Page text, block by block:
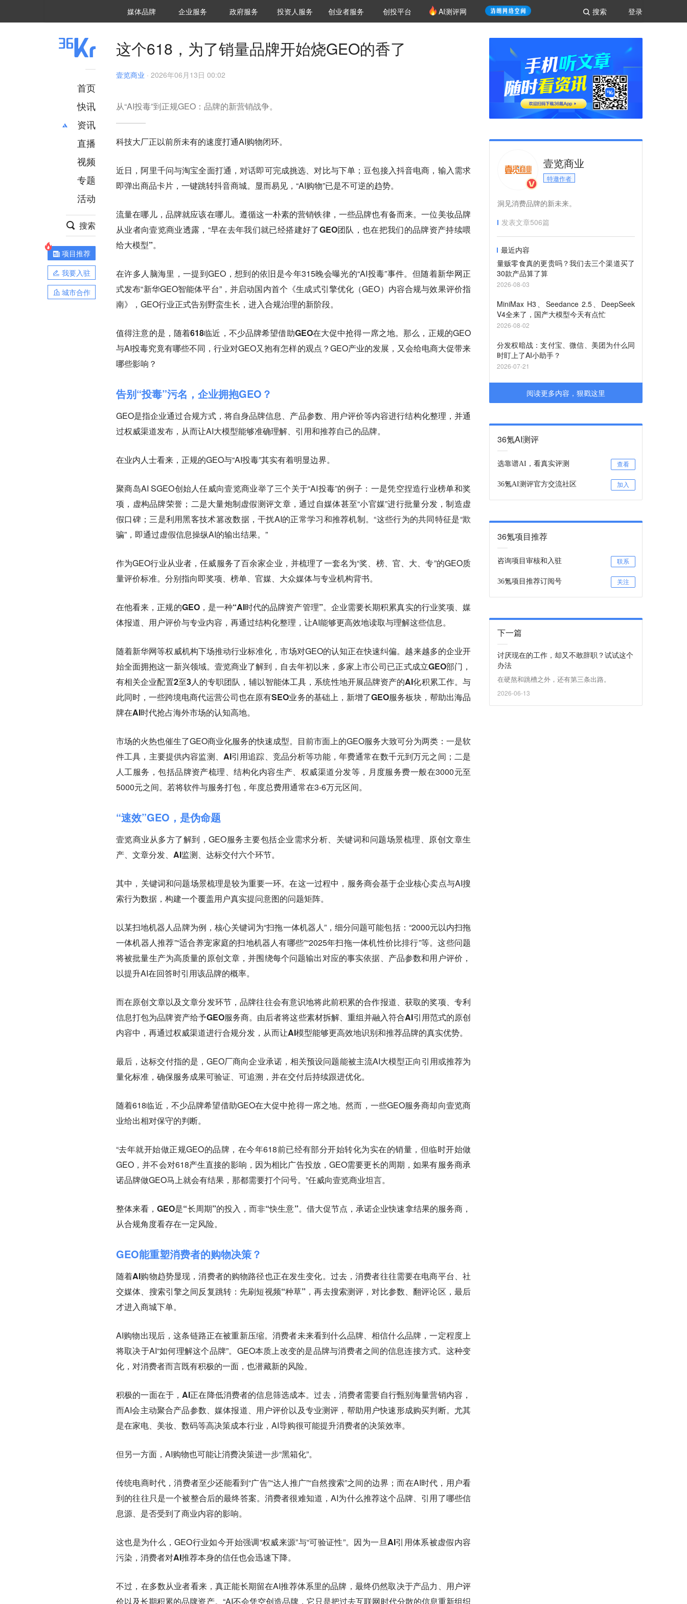
登录
搜索
媒体品牌 36Kr研究院
企业服务 城市之窗
政府服务 VClub投资机构库
投资机构职位推介
投资人服务 创投氪堂
创业者服务 创投平台 AI测评网
首页
快讯
资讯
推荐
财经
项目推荐
安徽
直播
视频
专题
活动
搜索
项目推荐
我要入驻
城市合作
这个618，为了销量品牌开始烧GEO的香了
壹览商业 · 2026年06月13日 00:02
从“AI投毒”到正规GEO：品牌的新营销战争。
科技大厂正以前所未有的速度打通AI购物闭环。
近日，阿里千问与淘宝全面打通，对话即可完成挑选、对比与下单；豆包接入抖音电商，输入需求
即弹出商品卡片，一键跳转抖音商城。显而易见，“AI购物”已是不可逆的趋势。
流量在哪儿，品牌就应该在哪儿。遵循这一朴素的营销铁律，一些品牌也有备而来。一位美妆品牌
从业者向壹览商业透露，“早在去年我们就已经搭建好了GEO团队，也在把我们的品牌资产持续喂
给大模型”。
在许多人脑海里，一提到GEO，想到的依旧是今年315晚会曝光的“AI投毒”事件。但随着新华网正
式发布“新华GEO智能体平台”，并启动国内首个《生成式引擎优化（GEO）内容合规与效果评价指
南》，GEO行业正式告别野蛮生长，进入合规治理的新阶段。
值得注意的是，随着618临近，不少品牌希望借助GEO在大促中抢得一席之地。那么，正规的GEO
与AI投毒究竟有哪些不同，行业对GEO又抱有怎样的观点？GEO产业的发展，又会给电商大促带来
哪些影响？
告别“投毒”污名，企业拥抱GEO？
GEO是指企业通过合规方式，将自身品牌信息、产品参数、用户评价等内容进行结构化整理，并通
过权威渠道发布，从而让AI大模型能够准确理解、引用和推荐自己的品牌。
在业内人士看来，正规的GEO与“AI投毒”其实有着明显边界。
聚商岛AI SGEO创始人任威向壹览商业举了三个关于“AI投毒”的例子：一是凭空捏造行业榜单和奖
项，虚构品牌荣誉；二是大量炮制虚假测评文章，通过自媒体甚至“小官媒”进行批量分发，制造虚
假口碑；三是利用黑客技术篡改数据，干扰AI的正常学习和推荐机制。“这些行为的共同特征是“欺
骗”，即通过虚假信息操纵AI的输出结果。”
作为GEO行业从业者，任威服务了百余家企业，并梳理了一套名为“奖、榜、官、大、专”的GEO质
量评价标准。分别指向即奖项、榜单、官媒、大众媒体与专业机构背书。
在他看来， 正规的GEO，是一种“AI时代的品牌资产管理”。 企业需要长期积累真实的行业奖项、媒
体报道、用户评价与专业内容，再通过结构化整理，让AI能够更高效地读取与理解这些信息。
随着新华网等权威机构下场推动行业标准化，市场对GEO的认知正在快速纠偏。越来越多的企业开
始全面拥抱这一新兴领域。壹览商业了解到， 自去年初以来，多家上市公司已正式成立GEO部门，
有相关企业配置2至3人的专职团队，辅以智能体工具，系统性地开展品牌资产的AI化积累工作。与
此同时，一些跨境电商代运营公司也在原有SEO业务的基础上，新增了GEO服务板块，帮助出海品
牌在AI时代抢占海外市场的认知高地。
市场的火热也催生了GEO商业化服务的快速成型。目前市面上的GEO服务大致可分为两类： 一是软
件工具，主要提供内容监测、AI引用追踪、竞品分析等功能，年费通常在数千元到万元之间；二是
人工服务，包括品牌资产梳理、结构化内容生产、权威渠道分发等 ，月度服务费一般在3000元至
5000元之间。若将软件与服务打包，年度总费用通常在3-6万元区间。
“速效”GEO，是伪命题
壹览商业从多方了解到，GEO服务主要包括企业需求分析、关键词和问题场景梳理、原创文章生
产、文章分发、AI监测、达标交付六个环节。
其中，关键词和问题场景梳理是较为重要一环。在这一过程中，服务商会基于企业核心卖点与AI搜
索行为数据，构建一个覆盖用户真实提问意图的问题矩阵。
以某扫地机器人品牌为例，核心关键词为“扫拖一体机器人”，细分问题可能包括：“2000元以内扫拖
一体机器人推荐”“适合养宠家庭的扫地机器人有哪些”“2025年扫拖一体机性价比排行”等。这些问题
将被批量生产为高质量的原创文章，并围绕每个问题输出对应的事实依据、产品参数和用户评价，
以提升AI在回答时引用该品牌的概率。
而在原创文章以及文章分发环节，品牌往往会有意识地将此前积累的合作报道、获取的奖项、专利
信息打包为品牌资产给予GEO服务商。由后者将这些素材拆解、重组并融入符合AI引用范式的原创
内容中，再通过权威渠道进行合规分发，从而让AI模型能够更高效地识别和推荐品牌的真实优势。
最后，达标交付指的是，GEO厂商向企业承诺，相关预设问题能被主流AI大模型正向引用或推荐为
量化标准，确保服务成果可验证、可追溯，并在交付后持续跟进优化。
随着618临近，不少品牌希望借助GEO在大促中抢得一席之地。然而，一些GEO服务商却向壹览商
业给出相对保守的判断。
“去年就开始做正规GEO的品牌，在今年618前已经有部分开始转化为实在的销量，但临时开始做
GEO，并不会对618产生直接的影响，因为相比广告投放，GEO需要更长的周期，如果有服务商承
诺品牌做GEO马上就会有结果，那都需要打个问号。”任威向壹览商业坦言。
整体来看，GEO是“长周期”的投入，而非“快生意”。借大促节点，承诺企业快速拿结果的服务商，
从合规角度看存在一定风险。
GEO能重塑消费者的购物决策？
随着AI购物趋势显现，消费者的购物路径也正在发生变化。过去，消费者往往需要在电商平台、社
交媒体、搜索引擎之间反复跳转：先刷短视频“种草”，再去搜索测评，对比参数、翻评论区，最后
才进入商城下单。
AI购物出现后，这条链路正在被重新压缩。消费者未来看到什么品牌、相信什么品牌，一定程度上
将取决于AI“如何理解这个品牌”。GEO本质上改变的是品牌与消费者之间的信息连接方式。这种变
化，对消费者而言既有积极的一面，也潜藏新的风险。
积极的一面在于，AI正在降低消费者的信息筛选成本。过去，消费者需要自行甄别海量营销内容，
而AI会主动聚合产品参数、媒体报道、用户评价以及专业测评，帮助用户快速形成购买判断。尤其
是在家电、美妆、数码等高决策成本行业，AI导购很可能提升消费者的决策效率。
但另一方面，AI购物也可能让消费决策进一步“黑箱化”。
传统电商时代，消费者至少还能看到“广告”“达人推广”“自然搜索”之间的边界；而在AI时代，用户看
到的往往只是一个被整合后的最终答案。消费者很难知道，AI为什么推荐这个品牌、引用了哪些信
息源、是否受到了商业内容的影响。
这也是为什么，GEO行业如今开始强调“权威来源”与“可验证性”。 因为一旦AI引用体系被虚假内容
污染，消费者对AI推荐本身的信任也会迅速下降。
不过，在多数从业者看来，真正能长期留在AI推荐体系里的品牌，最终仍然取决于产品力、用户评
价以及长期积累的品牌资产。“AI不会凭空创造品牌，它只是把过去互联网时代分散的信息重新组织
壹览商业
特邀作者
洞见消费品牌的新未来。
发表文章506篇
最近内容
量贩零食真的更贵吗？我们去三个渠道买了
30款产品算了算
2026-08-03
MiniMax H3、Seedance 2.5、DeepSeek
V4全来了，国产大模型今天有点忙
2026-08-02
分发权暗战：支付宝、微信、美团为什么同
时盯上了AI小助手？
2026-07-21
阅读更多内容，狠戳这里
36氪AI测评
选靠谱AI，看真实评测 查看
36氪AI测评官方交流社区 加入
36氪项目推荐
咨询项目审核和入驻 联系
36氪项目推荐订阅号 关注
下一篇
讨厌现在的工作，却又不敢辞职？试试这个
办法
在硬熬和跳槽之外，还有第三条出路。
2026-06-13